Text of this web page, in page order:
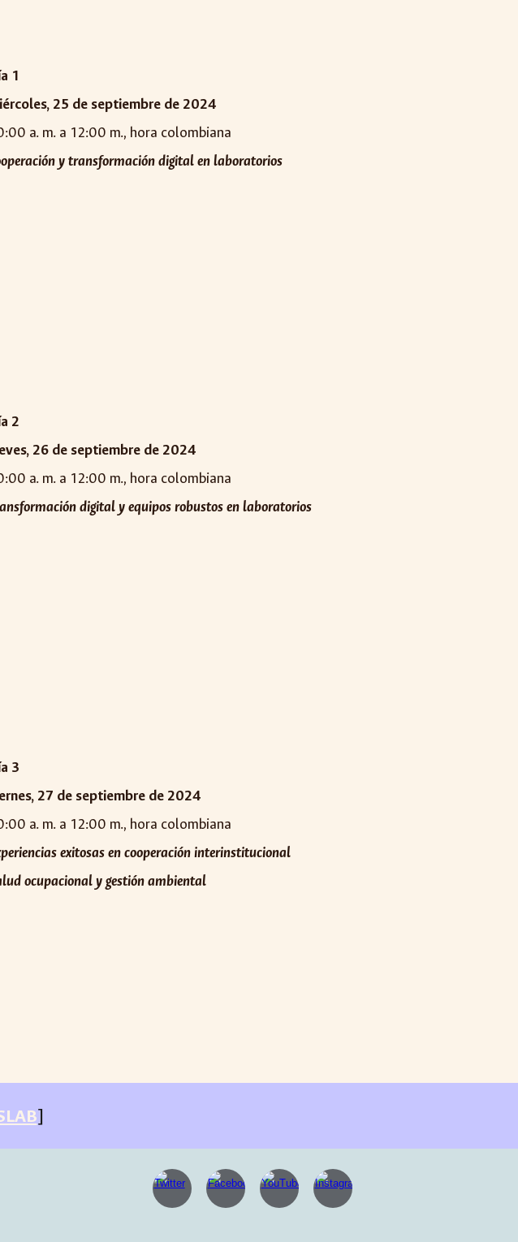
1
25 de septiembre de 2024
a. m. a 12:00 m., hora colombiana
y transformación digital en laboratorios
2
26 de septiembre de 2024
a. m. a 12:00 m., hora colombiana
digital y equipos robustos en laboratorios
3
27 de septiembre de 2024
a. m. a 12:00 m., hora colombiana
exitosas en cooperación interinstitucional
ocupacional y gestión ambiental
]